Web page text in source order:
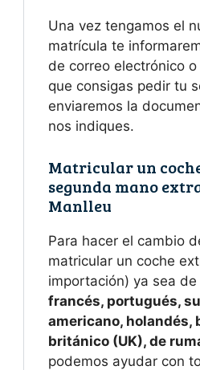
Una vez tengamos el
matrícula te
de correo electrónico
que consigas pedir tu
enviaremos la
nos indiques.
Matricular un
segunda mano
Manlleu
Para hacer el cambio
matricular un coche
importación) ya sea de
francés, portugués,
americano, holandés,
británico (UK), de
podemos ayudar con